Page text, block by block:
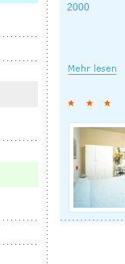
2000